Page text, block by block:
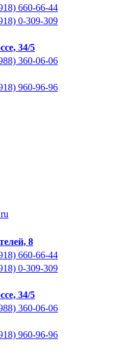
660-66-44
0-309-309
34/5
360-06-06
960-96-96
8
660-66-44
0-309-309
34/5
360-06-06
960-96-96